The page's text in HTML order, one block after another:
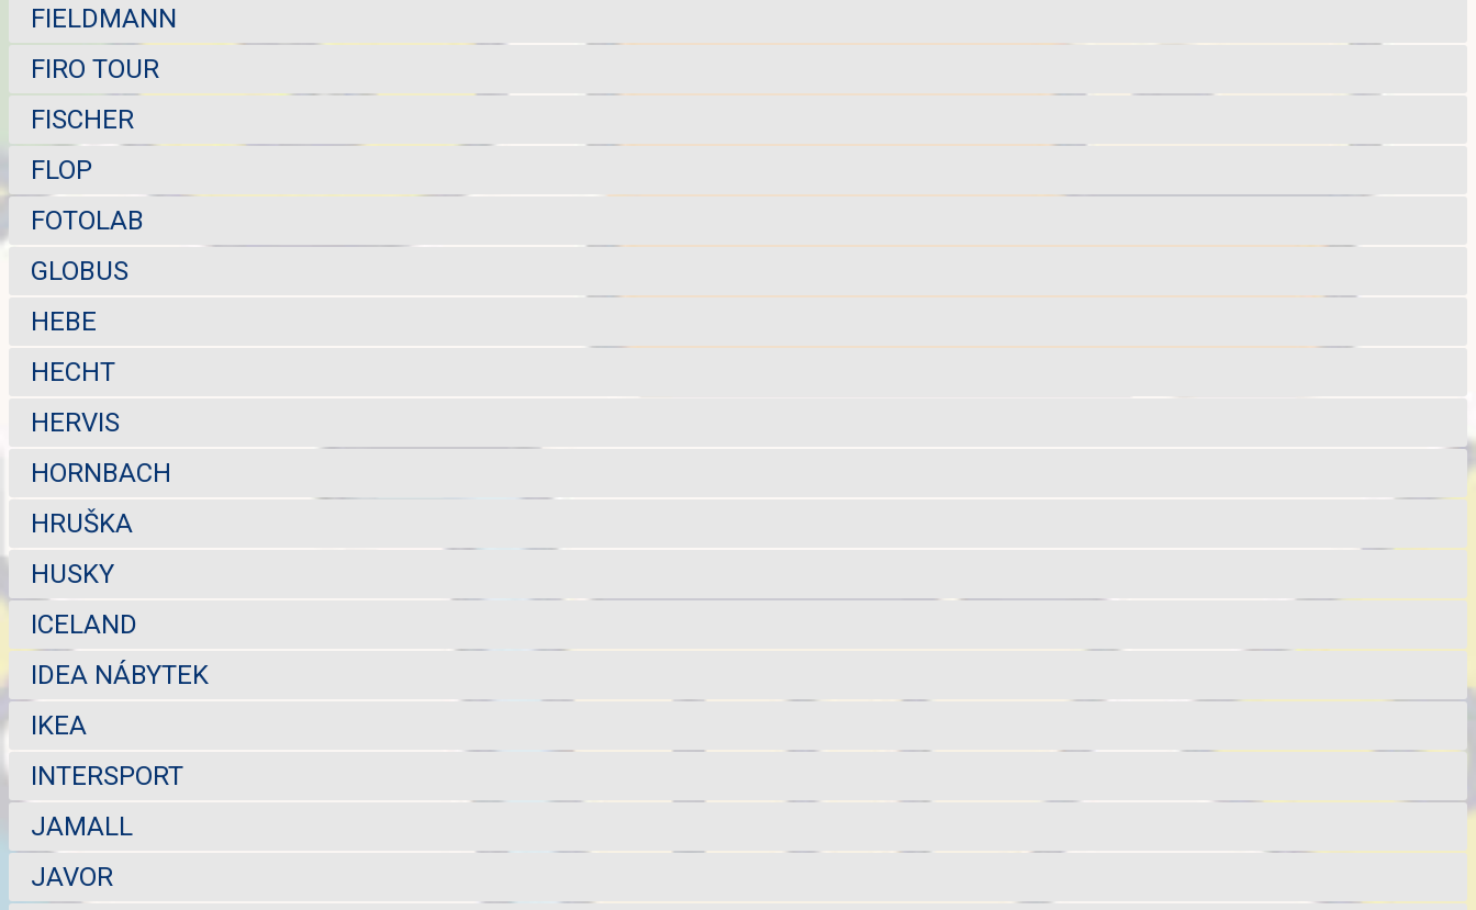
FIELDMANN
FIRO TOUR
FISCHER
FLOP
FOTOLAB
GLOBUS
HEBE
HECHT
HERVIS
HORNBACH
HRUŠKA
HUSKY
ICELAND
IDEA NÁBYTEK
IKEA
INTERSPORT
JAMALL
JAVOR